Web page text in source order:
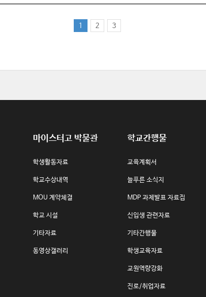
1 (current)
2 3
마이스터고 박물관 학교간행물
학생활동자료
학교수상내역
MOU 계약체결
학교 시설
기타자료
동영상갤러리
교육계획서
늘푸른 소식지
MDP 과제발표 자료집
신입생 관련자료
기타간행물
학생교육자료
교원역량강화
진로/취업자료